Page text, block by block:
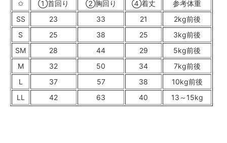
✩
①首回り ②胸回り ④着丈
参考体重
SS
23 33 21
2kg前後
S
25 38 25
3kg前後
SM
28 44 29
5kg前後
M
32 50 34
7kg前後
L
37 57 38
10kg前後
LL
42 63 40 13～15kg